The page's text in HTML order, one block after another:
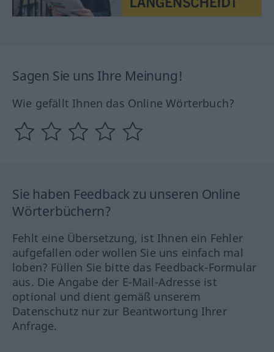
Sagen Sie uns Ihre Meinung!
Wie gefällt Ihnen das Online Wörterbuch?
Sie haben Feedback zu unseren Online
Wörterbüchern?
Fehlt eine Übersetzung, ist Ihnen ein Fehler
aufgefallen oder wollen Sie uns einfach mal
loben? Füllen Sie bitte das Feedback-Formular
aus. Die Angabe der E-Mail-Adresse ist
optional und dient gemäß unserem
Datenschutz nur zur Beantwortung Ihrer
Anfrage.